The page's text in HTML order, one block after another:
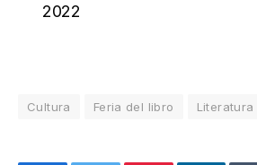
2022
Cultura Feria del libro Literatura